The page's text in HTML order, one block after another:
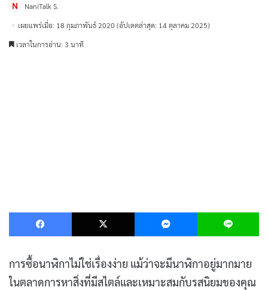
NaniTalk S.
เผยแพร่เมื่อ: 18 กุมภาพันธ์ 2020 (อัปเดตล่าสุด: 14 ตุลาคม 2025)
เวลาในการอ่าน: 3 นาที
Facebook X Messenger
การซื้อนาฬิกาไม่ใช่เรื่องง่าย แม้ว่าจะมีนาฬิกาอยู่มากมาย
ในตลาดการหาสิ่งที่มีสไตล์และเหมาะสมกับรสนิยมของคุณ